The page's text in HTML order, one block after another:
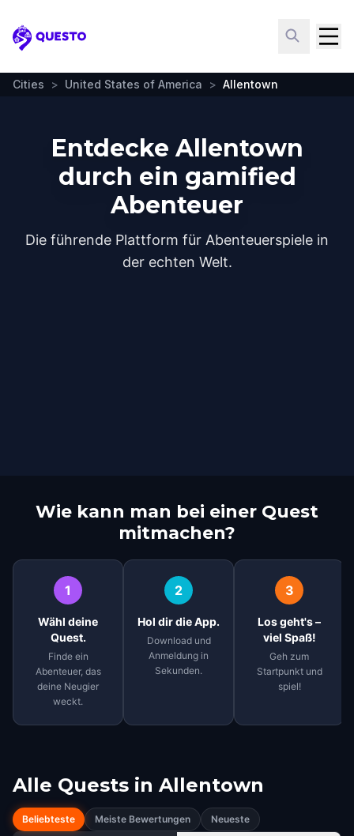
Questo
Cities > United States of America > Allentown
Entdecke Allentown
durch ein gamified
Abenteuer
Die führende Plattform für Abenteuerspiele in
der echten Welt.
Wie kann man bei einer Quest
mitmachen?
1
Wähl deine
Quest.
Finde ein
Abenteuer, das
deine Neugier
weckt.
2
Hol dir die App.
Download und
Anmeldung in
Sekunden.
3
Los geht's –
viel Spaß!
Geh zum
Startpunkt und
spiel!
Alle Quests in Allentown
Beliebteste Meiste Bewertungen
Neueste